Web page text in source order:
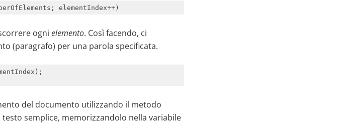
elementIndex++)
ogni elemento. Così facendo, ci
(paragrafo) per una parola specificata.
del documento utilizzando il metodo
semplice, memorizzandolo nella variabile